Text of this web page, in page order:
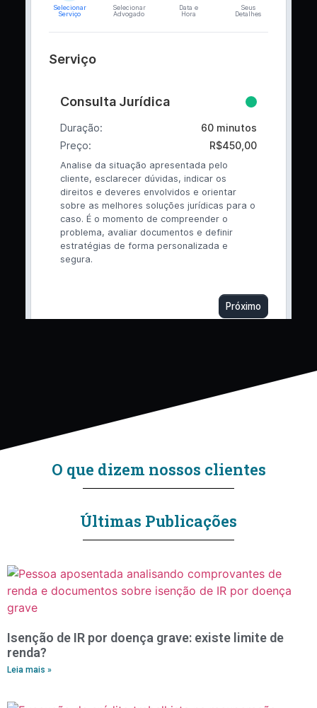
O que dizem nossos clientes
Últimas Publicações
Isenção de IR por doença grave: existe limite de
renda?
Leia mais »